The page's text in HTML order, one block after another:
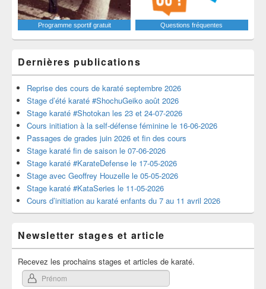
Programme sportif gratuit Questions fréquentes
Dernières publications
Reprise des cours de karaté septembre 2026
Stage d’été karaté #ShochuGeiko août 2026
Stage karaté #Shotokan les 23 et 24-07-2026
Cours initiation à la self-défense féminine le 16-06-2026
Passages de grades juin 2026 et fin des cours
Stage karaté fin de saison le 07-06-2026
Stage karaté #KarateDefense le 17-05-2026
Stage avec Geoffrey Houzelle le 05-05-2026
Stage karaté #KataSeries le 11-05-2026
Cours d’initiation au karaté enfants du 7 au 11 avril 2026
Newsletter stages et article
Recevez les prochains stages et articles de karaté.